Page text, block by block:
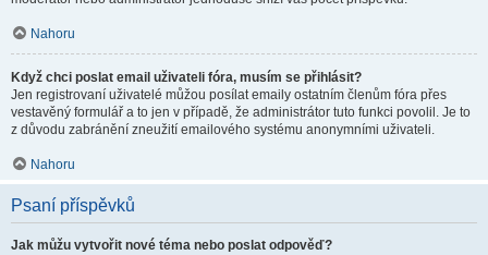
Nahoru
Když chci poslat email uživateli fóra, musím se přihlásit?
Jen registrovaní uživatelé můžou posílat emaily ostatním členům fóra přes
vestavěný formulář a to jen v případě, že administrátor tuto funkci povolil. Je to
z důvodu zabránění zneužití emailového systému anonymními uživateli.
Nahoru
Psaní příspěvků
Jak můžu vytvořit nové téma nebo poslat odpověď?